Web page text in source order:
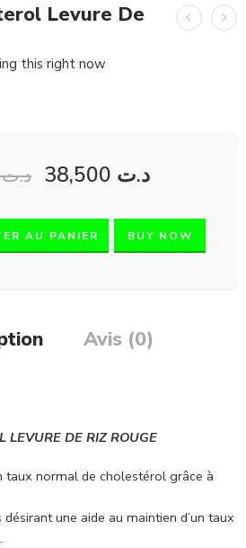
Levure De
this right now
د.ت د.ت
AU PANIER BUY NOW
Avis (0)
LEVURE DE RIZ ROUGE
taux normal de cholestérol grâce à
une aide au maintien d’un taux